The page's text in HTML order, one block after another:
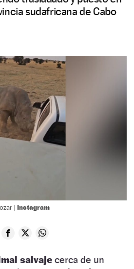
sudafricana de Cabo
| Instagram
salvaje cerca de un